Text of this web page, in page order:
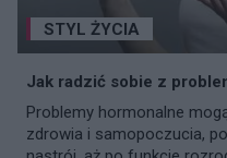
STYL ŻYCIA
Jak radzić sobie z
Problemy hormonalne
zdrowia i samopoczucia,